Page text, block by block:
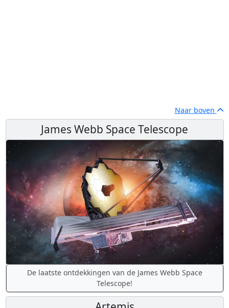
Naar boven
James Webb Space Telescope
De laatste ontdekkingen van de James Webb Space
Telescope!